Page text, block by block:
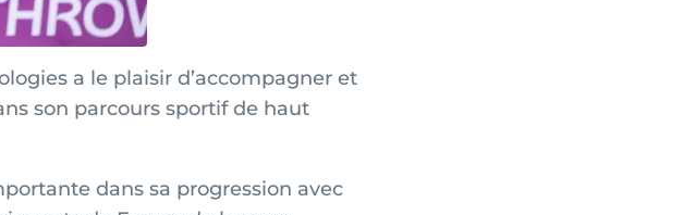
a le plaisir d’accompagner et
son parcours sportif de haut
dans sa progression avec